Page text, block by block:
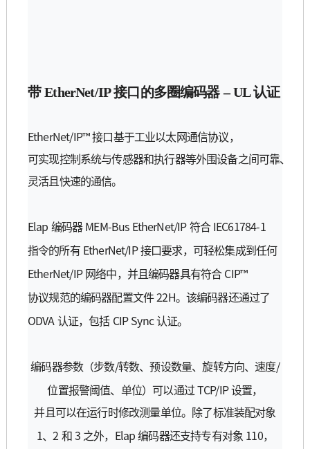
带EtherNet/IP接口的多圈编码器–UL认证
EtherNet/IP™接口基于工业以太网通信协议，
可实现控制系统与传感器和执行器等外围设备之间可靠、
灵活且快速的通信。
Elap 编码器MEM-Bus EtherNet/IP 符合IEC61784-1
指令的所有EtherNet/IP接口要求，可轻松集成到任何
EtherNet/IP 网络中， 并且编码器具有符合CIP™
协议规范的编码器配置文件22H。 该编码器还通过了
ODVA 认证，包括CIP Sync认证。
编码器参数（步数/转数、预设数量、旋转方向、速度/
位置报警阈值、 单位）可以通过TCP/IP设置，
并且可以在运行时修改测量单位。除了标准装配对象
1、2 和3 之外， Elap编码器还支持专有对象 110，